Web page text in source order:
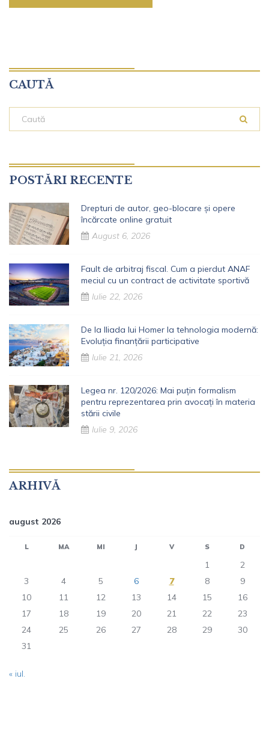
CAUTĂ
POSTĂRI RECENTE
Drepturi de autor, geo-blocare și opere
încărcate online gratuit
August 6, 2026
Fault de arbitraj fiscal. Cum a pierdut ANAF
meciul cu un contract de activitate sportivă
Iulie 22, 2026
De la Iliada lui Homer la tehnologia modernă:
Evoluția finanțării participative
Iulie 21, 2026
Legea nr. 120/2026: Mai puțin formalism
pentru reprezentarea prin avocați în materia
stării civile
Iulie 9, 2026
ARHIVĂ
august 2026
L MA MI J V S D
1
2
3
4 5 6 7 8
9
10
11 12 13 14 15
16
17
18 19 20 21 22
23
24
25 26 27 28 29
30
31
« iul.